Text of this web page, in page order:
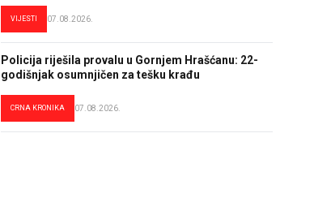
VIJESTI 07.08.2026.
Policija riješila provalu u Gornjem Hrašćanu: 22-
godišnjak osumnjičen za tešku krađu
CRNA KRONIKA 07.08.2026.